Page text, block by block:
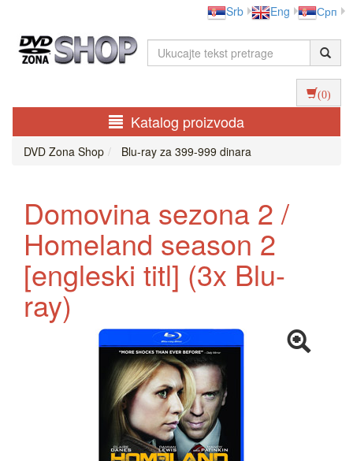
Srb Eng Срп
(0)
Katalog proizvoda
DVD Zona Shop Blu-ray za 399-999 dinara
Domovina sezona 2 /
Homeland season 2
[engleski titl] (3x Blu-
ray)